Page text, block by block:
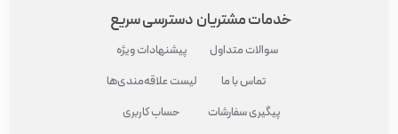
خدمات مشتریان
سوالات متداول
تماس با ما
پیگیری سفارشات
دسترسی سریع
پیشنهادات ویژه
لیست علاقه‌مندی‌ها
حساب کاربری